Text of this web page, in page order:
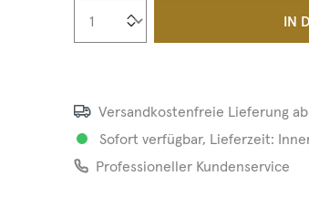
Produkt Anzahl: GibIN
Versandkostenfreie Lieferung
Sofort verfügbar, Lieferzeit:
Professioneller Kundenservice